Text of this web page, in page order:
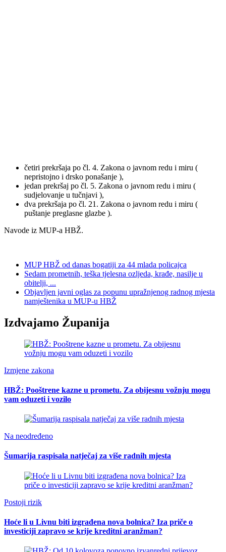
četiri prekršaja po čl. 4. Zakona o javnom redu i miru (
nepristojno i drsko ponašanje ),
jedan prekršaj po čl. 5. Zakona o javnom redu i miru (
sudjelovanje u tučnjavi ),
dva prekršaja po čl. 21. Zakona o javnom redu i miru (
puštanje preglasne glazbe ).
Navode iz MUP-a HBŽ.
MUP HBŽ od danas bogatiji za 44 mlada policajca
Sedam prometnih, teška tjelesna ozljeda, krađe, nasilje u
obitelji, ...
Objavljen javni oglas za popunu upražnjenog radnog mjesta
namještenika u MUP-u HBŽ
Izdvajamo Županija
Izmjene zakona
HBŽ: Pooštrene kazne u prometu. Za obijesnu vožnju mogu
vam oduzeti i vozilo
Na neodređeno
Šumarija raspisala natječaj za više radnih mjesta
Postoji rizik
Hoće li u Livnu biti izgrađena nova bolnica? Iza priče o
investiciji zapravo se krije kreditni aranžman?